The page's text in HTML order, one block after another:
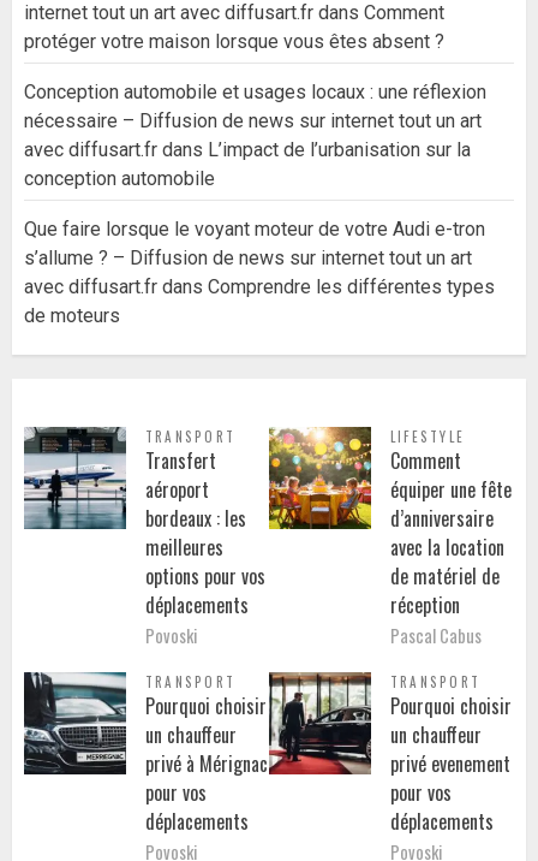
internet tout un art avec diffusart.fr dans Comment
protéger votre maison lorsque vous êtes absent ?
Conception automobile et usages locaux : une réflexion
nécessaire – Diffusion de news sur internet tout un art
avec diffusart.fr dans L’impact de l’urbanisation sur la
conception automobile
Que faire lorsque le voyant moteur de votre Audi e-tron
s’allume ? – Diffusion de news sur internet tout un art
avec diffusart.fr dans Comprendre les différentes types
de moteurs
TRANSPORT
Transfert
aéroport
bordeaux : les
meilleures
options pour vos
déplacements
Povoski
LIFESTYLE
Comment
équiper une fête
d’anniversaire
avec la location
de matériel de
réception
Pascal Cabus
TRANSPORT
Pourquoi choisir
un chauffeur
privé à Mérignac
pour vos
déplacements
Povoski
TRANSPORT
Pourquoi choisir
un chauffeur
privé evenement
pour vos
déplacements
Povoski